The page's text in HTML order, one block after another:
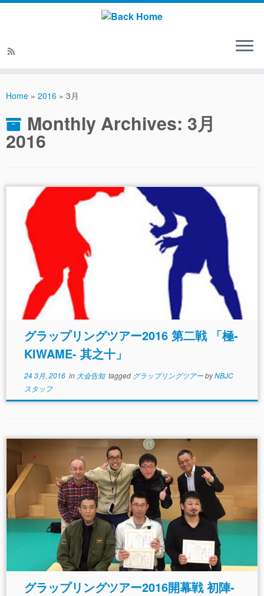
Home » 2016 » 3月
Monthly Archives: 3月
2016
グラップリングツアー2016 第二戦 「極-
KIWAME- 其之十」
24 3月, 2016in 大会告知 tagged グラップリングツアーbyNBJC
スタッフ
グラップリングツアー2016開幕戦 初陣-